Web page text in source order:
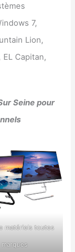
7,
Lion,
Capitan,
Seine pour
matériels toutes
marques